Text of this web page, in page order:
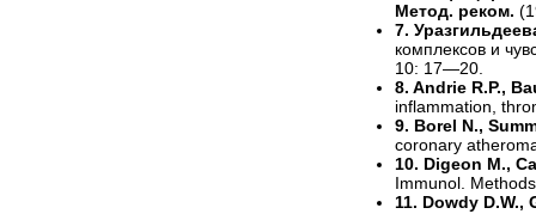
Метод. реком.
7.
комплексов и
10: 17—20.
8. Andrie R.P.,
inflammation,
9. Borel N.,
coronary
10. Digeon M.,
Immunol.
11. Dowdy